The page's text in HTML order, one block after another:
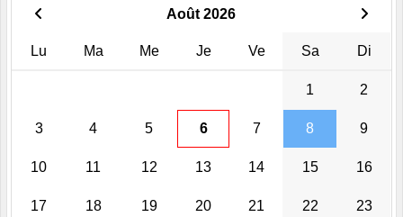
Août 2026
Lu Ma Me Je Ve Sa Di
1 2
3 4 5 6 7 8 9
10 11 12 13 14 15 16
17 18 19 20 21 22 23